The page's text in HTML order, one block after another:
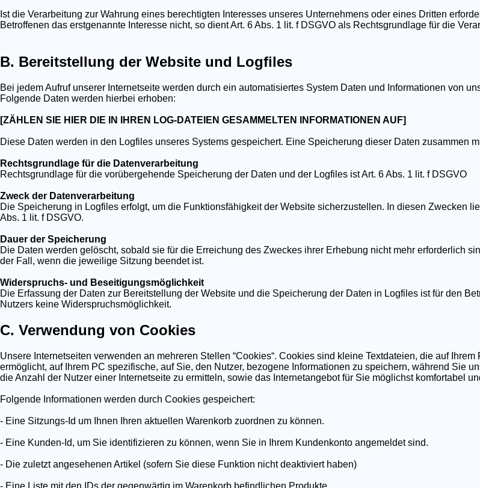
Ist die Verarbeitung zur Wahrung eines berechtigten Interesses unseres Unternehmens oder eines Dritten
Betroffenen das erstgenannte Interesse nicht, so dient Art. 6 Abs. 1 lit. f DSGVO als Rechtsgrundlage für die
B. Bereitstellung der Website und Logfiles
Bei jedem Aufruf unserer Internetseite werden durch ein automatisiertes System Daten und Informationen von
Folgende Daten werden hierbei erhoben:
[ZÄHLEN SIE HIER DIE IN IHREN LOG-DATEIEN GESAMMELTEN INFORMATIONEN AUF]
Diese Daten werden in den Logfiles unseres Systems gespeichert. Eine Speicherung dieser Daten zusammen
Rechtsgrundlage für die Datenverarbeitung
Rechtsgrundlage für die vorübergehende Speicherung der Daten und der Logfiles ist Art. 6 Abs. 1 lit. f DSGVO
Zweck der Datenverarbeitung
Die Speicherung in Logfiles erfolgt, um die Funktionsfähigkeit der Website sicherzustellen. In diesen Zwecken
Abs. 1 lit. f DSGVO.
Dauer der Speicherung
Die Daten werden gelöscht, sobald sie für die Erreichung des Zweckes ihrer Erhebung nicht mehr erforderlich
der Fall, wenn die jeweilige Sitzung beendet ist.
Widerspruchs- und Beseitigungsmöglichkeit
Die Erfassung der Daten zur Bereitstellung der Website und die Speicherung der Daten in Logfiles ist für den
Nutzers keine Widerspruchsmöglichkeit.
C. Verwendung von Cookies
Unsere Internetseiten verwenden an mehreren Stellen “Cookies“. Cookies sind kleine Textdateien, die auf
ermöglicht, auf Ihrem PC spezifische, auf Sie, den Nutzer, bezogene Informationen zu speichern, während Sie
die Anzahl der Nutzer einer Internetseite zu ermitteln, sowie das Internetangebot für Sie möglichst komfortabel
Folgende Informationen werden durch Cookies gespeichert:
- Eine Sitzungs-Id um Ihnen Ihren aktuellen Warenkorb zuordnen zu können.
- Eine Kunden-Id, um Sie identifizieren zu können, wenn Sie in Ihrem Kundenkonto angemeldet sind.
- Die zuletzt angesehenen Artikel (sofern Sie diese Funktion nicht deaktiviert haben)
- Eine Liste mit den IDs der gegenwärtig im Warenkorb befindlichen Produkte.